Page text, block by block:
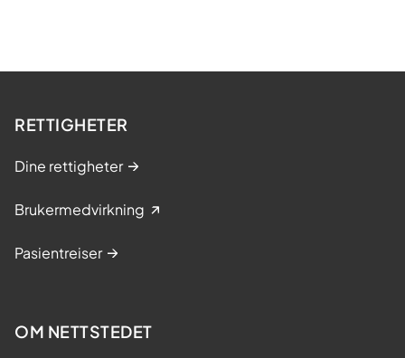
RETTIGHETER
Dine rettigheter
Brukermedvirkning
Pasientreiser
OM NETTSTEDET